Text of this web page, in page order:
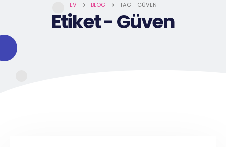
EV BLOG TAG - GÜVEN
Etiket - Güven